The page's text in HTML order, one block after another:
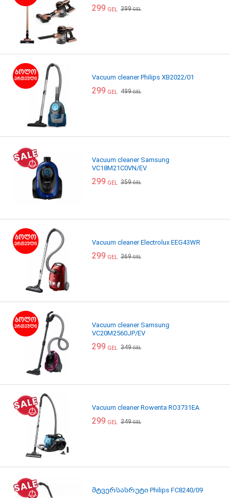
299 GEL 399GEL
Vacuum cleaner Philips XB2022/01
299 GEL 499GEL
Vacuum cleaner Samsung
VC18M21C0VN/EV
299 GEL 359GEL
Vacuum cleaner Electrolux EEG43WR
299 GEL 369GEL
Vacuum cleaner Samsung
VC20M2560JP/EV
299 GEL 349GEL
Vacuum cleaner Rowenta RO3731EA
299 GEL 349GEL
მტვერსასრუტი Philips FC8240/09